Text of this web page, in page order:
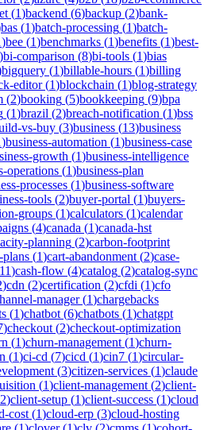
(1)backend (6)backup (2)bank-
bas (1)batch-processing (1)batch-
)bee (1)benchmarks (1)benefits (1)best-
)bi-comparison (8)bi-tools (1)bias
bigquery (1)billable-hours (1)billing
editor(1)blockchain (1)blog-strategy
(2)booking (5)bookkeeping (9)bpa
(1)brazil (2)breach-notification (1)bss
vs-buy (3)business (13)business
)business-automation (1)business-case
growth (1)business-intelligence
operations (1)business-plan
processes (1)business-software
tools (2)buyer-portal (1)buyers-
groups (1)calculators (1)calendar
(4)canada (1)canada-hst
planning (2)carbon-footprint
plans (1)cart-abandonment (2)case-
11)cash-flow (4)catalog (2)catalog-sync
)cdn (2)certification (2)cfdi (1)cfo
manager(1)chargebacks
(1)chatbot (6)chatbots (1)chatgpt
)checkout (2)checkout-optimization
(1)churn-management (1)churn-
(1)ci-cd (7)cicd (1)cin7 (1)circular-
(3)citizen-services (1)claude
(1)client-management (2)client-
2)client-setup (1)client-success (1)cloud
cost (1)cloud-erp (3)cloud-hosting